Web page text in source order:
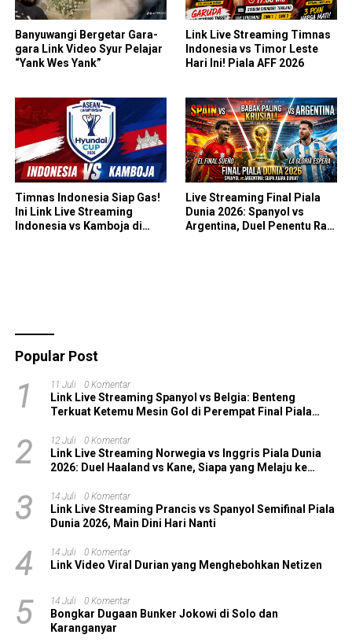
Banyuwangi Bergetar Gara-
gara Link Video Syur Pelajar
“Yank Wes Yank”
Link Live Streaming Timnas
Indonesia vs Timor Leste
Hari Ini! Piala AFF 2026
Timnas Indonesia Siap Gas!
Ini Link Live Streaming
Indonesia vs Kamboja di
Live Streaming Final Piala
Dunia 2026: Spanyol vs
Argentina, Duel Penentu Raja
Popular Post
1 11 Juli 0 Komentar
Link Live Streaming Spanyol vs Belgia: Benteng
Terkuat Ketemu Mesin Gol di Perempat Final Piala
2 12 Juli 0 Komentar
Link Live Streaming Norwegia vs Inggris Piala Dunia
2026: Duel Haaland vs Kane, Siapa yang Melaju ke
3 14 Juli 0 Komentar
Link Live Streaming Prancis vs Spanyol Semifinal Piala
Dunia 2026, Main Dini Hari Nanti
4 14 Juli 0 Komentar
Link Video Viral Durian yang Menghebohkan Netizen
5 14 Juli 0 Komentar
Bongkar Dugaan Bunker Jokowi di Solo dan
Karanganyar